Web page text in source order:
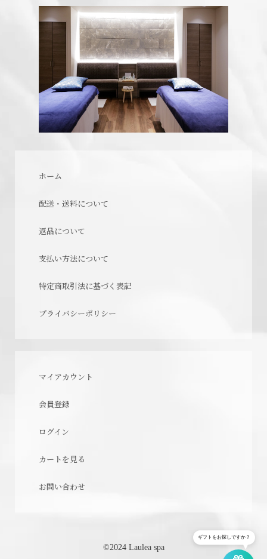
ホーム
配送・送料について
返品について
支払い方法について
特定商取引法に基づく表記
プライバシーポリシー
マイアカウント
会員登録
ログイン
カートを見る
お問い合わせ
©2024 Laulea spa
ギフトをお探しですか？